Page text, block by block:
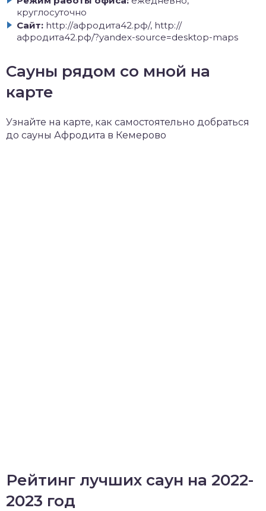
круглосуточно
Сайт: http://афродита42.рф/, http://
афродита42.рф/?yandex-source=desktop-maps
Сауны рядом со мной на
карте
Узнайте на карте, как самостоятельно добраться
до сауны Афродита в Кемерово
Рейтинг лучших саун на 2022-
2023 год